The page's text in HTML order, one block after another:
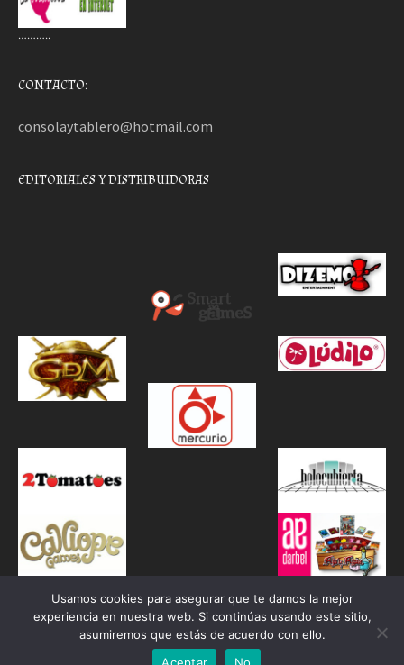
………..
CONTACTO:
consolaytablero@hotmail.com
EDITORIALES Y DISTRIBUIDORAS
Usamos cookies para asegurar que te damos la mejor
experiencia en nuestra web. Si continúas usando este sitio,
asumiremos que estás de acuerdo con ello.
Aceptar
No